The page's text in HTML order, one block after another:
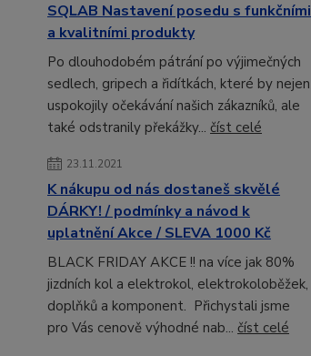
SQLAB Nastavení posedu s funkčními
a kvalitními produkty
Po dlouhodobém pátrání po výjimečných
sedlech, gripech a řidítkách, které by nejen
uspokojily očekávání našich zákazníků, ale
také odstranily překážky... číst celé
23.11.2021
K nákupu od nás dostaneš skvělé
DÁRKY! / podmínky a návod k
uplatnění Akce / SLEVA 1000 Kč
BLACK FRIDAY AKCE !! na více jak 80%
jizdních kol a elektrokol, elektrokoloběžek,
doplňků a komponent. Přichystali jsme
pro Vás cenově výhodné nab... číst celé